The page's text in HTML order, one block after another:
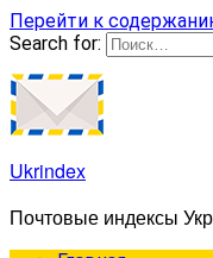
Перейти к
Search for:
Ukrindex
Почтовые индексы